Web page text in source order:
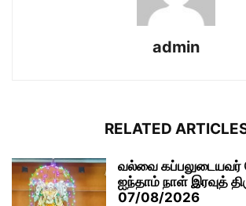
admin
RELATED
வல்வை கப்பலுடையவர்
ஐந்தாம் நாள் இரவுத்
07/08/2026